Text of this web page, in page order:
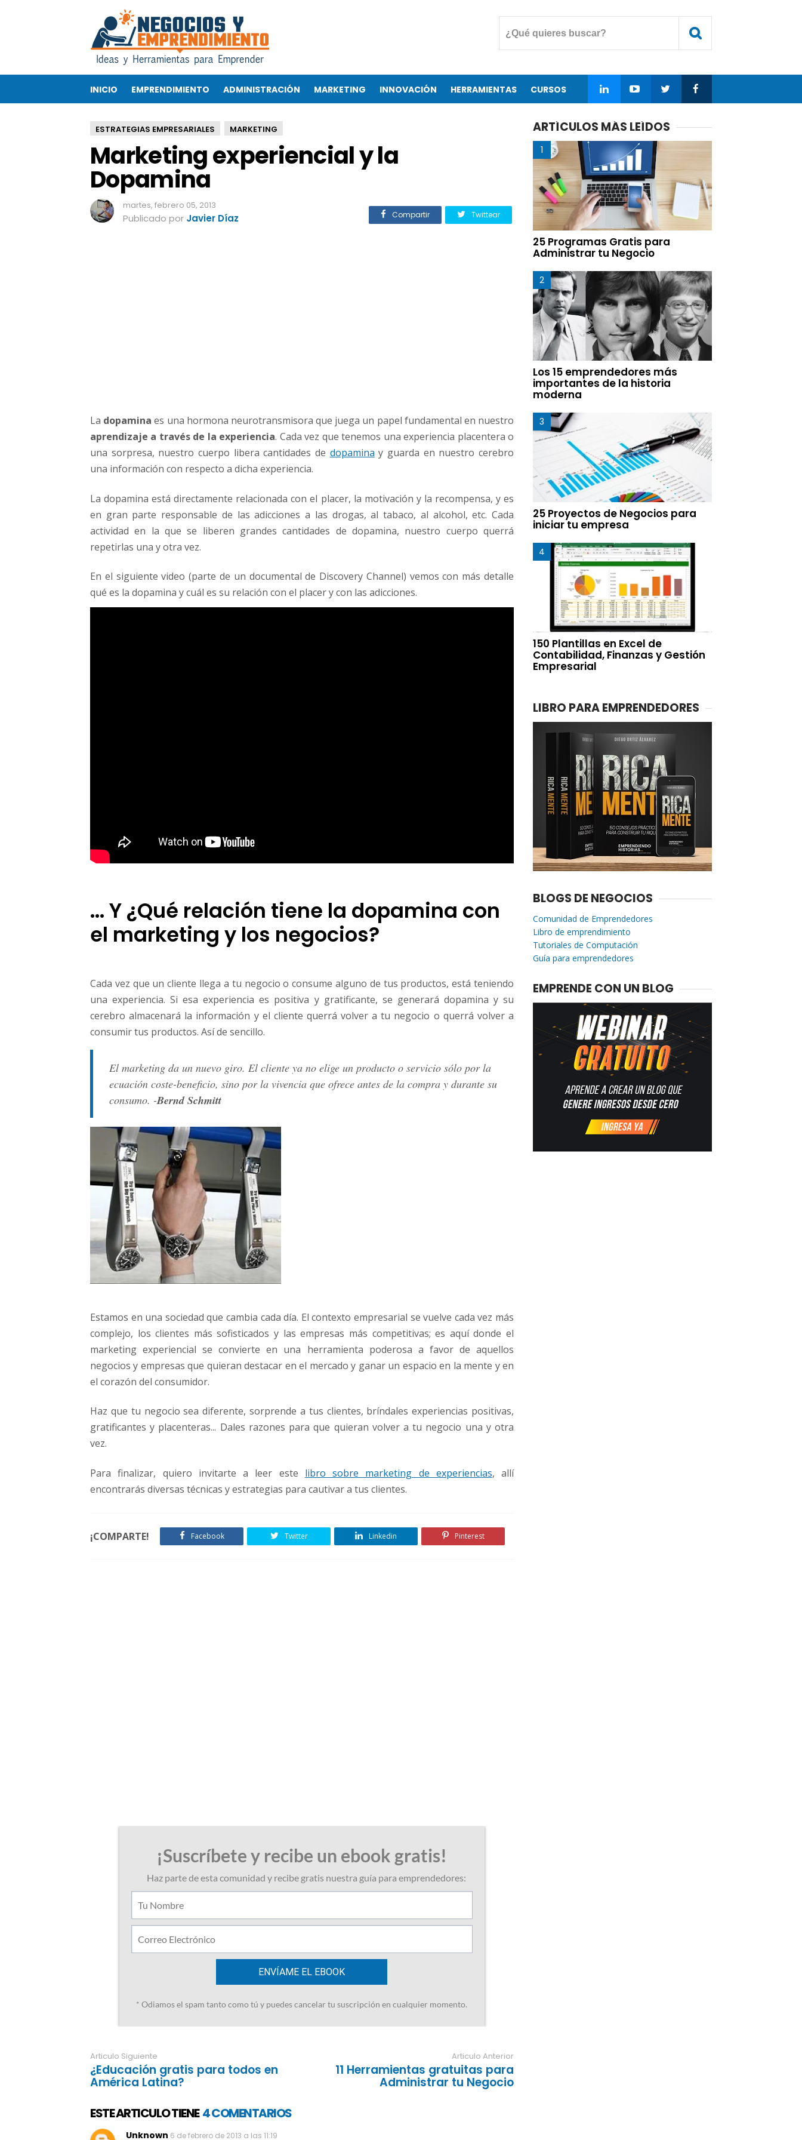
r
i
n
g
e
x
e
r
e
a
INICIO EMPRENDIMIENTO ADMINISTRACIÓN MARKETING INNOVACIÓN HERRAMIENTAS CURSOS
ESTRATEGIAS EMPRESARIALES MARKETING
Marketing experiencial y la
Dopamina
martes, febrero 05, 2013
Publicado por Javier Díaz Compartir Twittear
La dopamina es una hormona neurotransmisora que juega un papel fundamental en nuestro
aprendizaje a través de la experiencia. Cada vez que tenemos una experiencia placentera o
una sorpresa, nuestro cuerpo libera cantidades de dopamina y guarda en nuestro cerebro
una información con respecto a dicha experiencia.
La dopamina está directamente relacionada con el placer, la motivación y la recompensa, y es
en gran parte responsable de las adicciones a las drogas, al tabaco, al alcohol, etc. Cada
actividad en la que se liberen grandes cantidades de dopamina, nuestro cuerpo querrá
repetirlas una y otra vez.
En el siguiente video (parte de un documental de Discovery Channel) vemos con más detalle
qué es la dopamina y cuál es su relación con el placer y con las adicciones.
... Y ¿Qué relación tiene la dopamina con
el marketing y los negocios?
Cada vez que un cliente llega a tu negocio o consume alguno de tus productos, está teniendo
una experiencia. Si esa experiencia es positiva y gratificante, se generará dopamina y su
cerebro almacenará la información y el cliente querrá volver a tu negocio o querrá volver a
consumir tus productos. Así de sencillo.
El marketing da un nuevo giro. El cliente ya no elige un producto o servicio sólo por la
ecuación coste-beneficio, sino por la vivencia que ofrece antes de la compra y durante su
consumo. -Bernd Schmitt
Estamos en una sociedad que cambia cada día. El contexto empresarial se vuelve cada vez más
complejo, los clientes más sofisticados y las empresas más competitivas; es aquí donde el
marketing experiencial se convierte en una herramienta poderosa a favor de aquellos
negocios y empresas que quieran destacar en el mercado y ganar un espacio en la mente y en
el corazón del consumidor.
Haz que tu negocio sea diferente, sorprende a tus clientes, bríndales experiencias positivas,
gratificantes y placenteras... Dales razones para que quieran volver a tu negocio una y otra
vez.
Para finalizar, quiero invitarte a leer este libro sobre marketing de experiencias, allí
encontrarás diversas técnicas y estrategias para cautivar a tus clientes.
¡COMPARTE! Facebook Twitter Linkedin Pinterest
Articulo Siguiente
¿Educación gratis para todos en
América Latina?
Articulo Anterior
11 Herramientas gratuitas para
Administrar tu Negocio
ESTE ARTICULO TIENE 4 COMENTARIOS
Unknown 6 de febrero de 2013 a las 11:19
ARTÍCULOS MÁS LEÍDOS
25 Programas Gratis para
Administrar tu Negocio
Los 15 emprendedores más
importantes de la historia
moderna
25 Proyectos de Negocios para
iniciar tu empresa
150 Plantillas en Excel de
Contabilidad, Finanzas y Gestión
Empresarial
LIBRO PARA EMPRENDEDORES
BLOGS DE NEGOCIOS
Comunidad de Emprendedores
Libro de emprendimiento
Tutoriales de Computación
Guía para emprendedores
EMPRENDE CON UN BLOG